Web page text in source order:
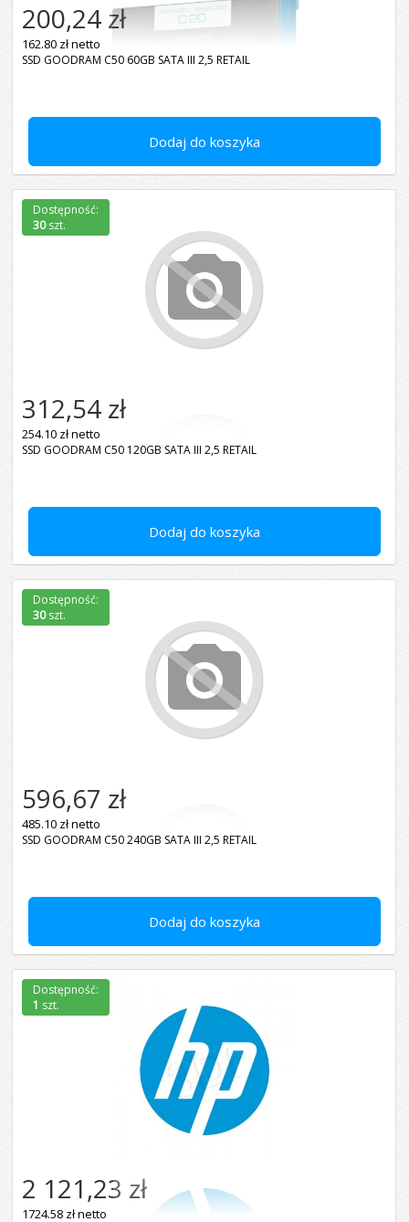
Dodaj do koszyka
200,24 zł
162.80 zł netto
SSD GOODRAM C50 60GB SATA III 2,5 RETAIL
Dodaj do koszyka
312,54 zł
254.10 zł netto
SSD GOODRAM C50 120GB SATA III 2,5 RETAIL
Dostępność:
30szt.
Dodaj do koszyka
596,67 zł
485.10 zł netto
SSD GOODRAM C50 240GB SATA III 2,5 RETAIL
Dostępność:
30szt.
2 121,23 zł
1724.58 zł netto
Dostępność:
1 szt.